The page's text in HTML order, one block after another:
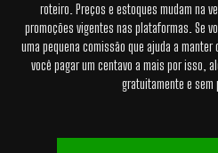
roteiro. Preços e estoques mudam na
promoções vigentes nas plataformas. Se
uma pequena comissão que ajuda a
você pagar um centavo a mais por isso,
gratuitamente e sem